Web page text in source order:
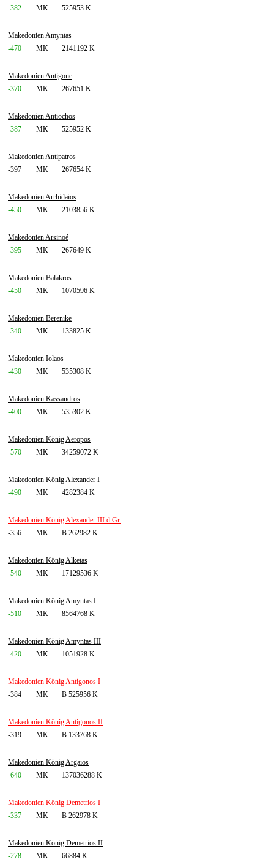
-382 MK 525953 K
Makedonien Amyntas
-470
MK 2141192 K
Makedonien Antigone
-370
MK 267651 K
Makedonien Antiochos
-387
MK 525952 K
Makedonien Antipatros
-397
MK 267654 K
Makedonien Arrhidaios
-450
MK 2103856 K
Makedonien Arsinoé
-395
MK 267649 K
Makedonien Balakros
-450
MK 1070596 K
Makedonien Berenike
-340
MK 133825 K
Makedonien Iolaos
-430
MK 535308 K
Makedonien Kassandros
-400
MK 535302 K
Makedonien König Aeropos
-570
MK 34259072 K
Makedonien König Alexander I
-490
MK 4282384 K
Makedonien König Alexander III d.Gr.
-356
MK B 262982 K
Makedonien König Alketas
-540
MK 17129536 K
Makedonien König Amyntas I
-510
MK 8564768 K
Makedonien König Amyntas III
-420
MK 1051928 K
Makedonien König Antigonos I
-384
MK B 525956 K
Makedonien König Antigonos II
-319
MK B 133768 K
Makedonien König Argaios
-640
MK 137036288 K
Makedonien König Demetrios I
-337
MK B 262978 K
Makedonien König Demetrios II
-278
MK 66884 K